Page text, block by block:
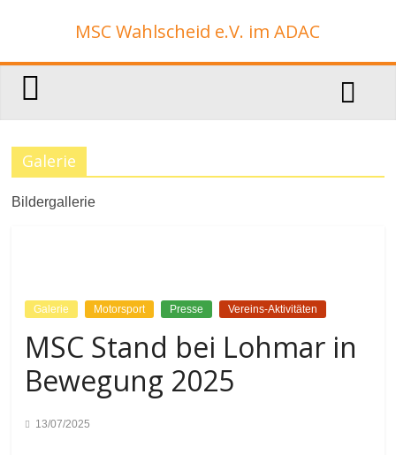
Inhalt
springen
MSC Wahlscheid e.V. im ADAC
Galerie
Bildergallerie
Galerie Motorsport Presse Vereins-Aktivitäten
MSC Stand bei Lohmar in
Bewegung 2025
13/07/2025